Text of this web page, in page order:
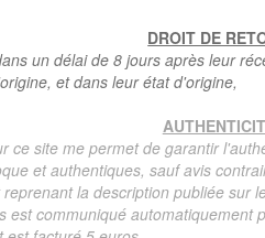
DROIT DE
un délai de 8 jours après leur
et dans leur état d'origine,
ce site me permet de garantir
et authentiques, sauf avis
la description publiée sur
est communiqué